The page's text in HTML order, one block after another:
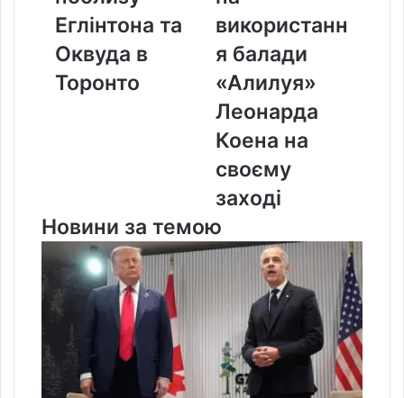
в
Торонто
Еглінтона та
Оквуда в
Торонто
своєму
заході
використанн
я балади
«Алилуя»
Леонарда
Коена на
своєму
заході
Новини за темою